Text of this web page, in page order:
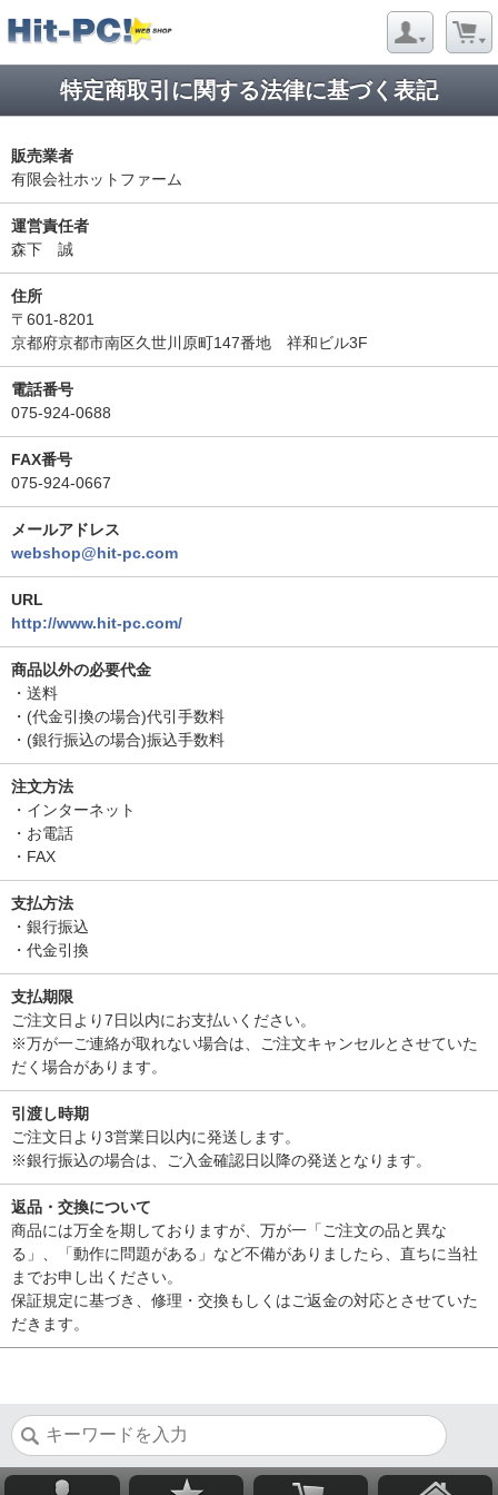
特定商取引に関する法律に基づく表記
販売業者
有限会社ホットファーム
運営責任者
森下 誠
住所
〒601-8201
京都府京都市南区久世川原町147番地 祥和ビル3F
電話番号
075-924-0688
FAX番号
075-924-0667
メールアドレス
webshop@hit-pc.com
URL
http://www.hit-pc.com/
商品以外の必要代金
・送料
・(代金引換の場合)代引手数料
・(銀行振込の場合)振込手数料
注文方法
・インターネット
・お電話
・FAX
支払方法
・銀行振込
・代金引換
支払期限
ご注文日より7日以内にお支払いください。
※万が一ご連絡が取れない場合は、ご注文キャンセルとさせていた
だく場合があります。
引渡し時期
ご注文日より3営業日以内に発送します。
※銀行振込の場合は、ご入金確認日以降の発送となります。
返品・交換について
商品には万全を期しておりますが、万が一「ご注文の品と異な
る」、「動作に問題がある」など不備がありましたら、直ちに当社
までお申し出ください。
保証規定に基づき、修理・交換もしくはご返金の対応とさせていた
だきます。